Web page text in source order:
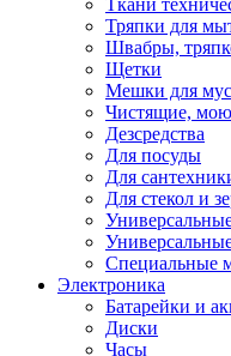
Ткани
Тряпки для
Швабры,
Щетки
Мешки для
Чистящие,
Дезсредства
Для посуды
Для
Для стекол и
Специальные
Электроника
Батарейки и
Диски
Часы